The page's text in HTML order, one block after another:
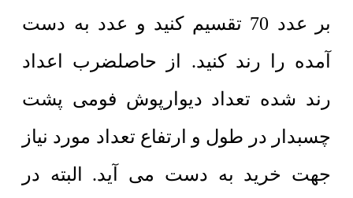
بر عدد 70 تقسیم کنید و عدد به دست
آمده را رند کنید. از حاصلضرب اعداد
رند شده تعداد دیوارپوش فومی پشت
چسبدار در طول و ارتفاع تعداد مورد نیاز
جهت خرید به دست می آید. البته در